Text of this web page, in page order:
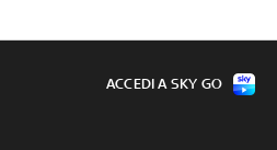
ACCEDI A SKY GO